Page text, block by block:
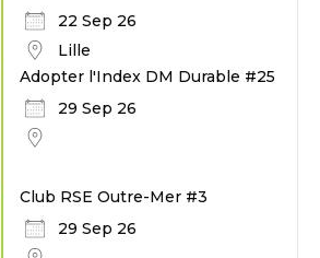
22 Sep 26
Lille
Adopter l'Index DM Durable #25
29 Sep 26
Club RSE Outre-Mer #3
29 Sep 26